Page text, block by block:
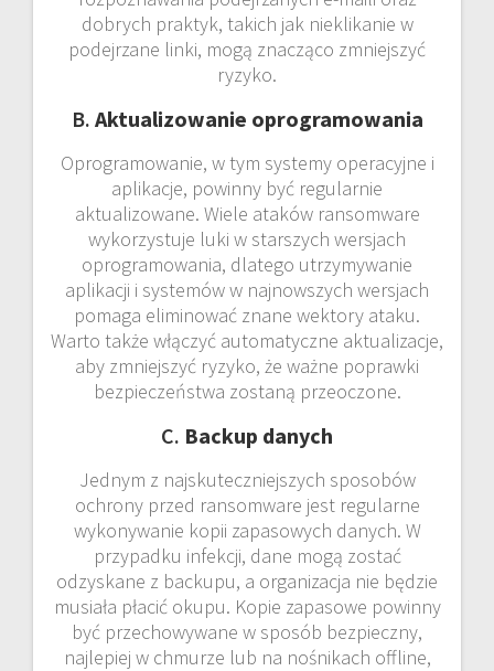
dobrych praktyk, takich jak nieklikanie w
podejrzane linki, mogą znacząco zmniejszyć
ryzyko.
B. Aktualizowanie oprogramowania
Oprogramowanie, w tym systemy operacyjne i
aplikacje, powinny być regularnie
aktualizowane. Wiele ataków ransomware
wykorzystuje luki w starszych wersjach
oprogramowania, dlatego utrzymywanie
aplikacji i systemów w najnowszych wersjach
pomaga eliminować znane wektory ataku.
Warto także włączyć automatyczne aktualizacje,
aby zmniejszyć ryzyko, że ważne poprawki
bezpieczeństwa zostaną przeoczone.
C. Backup danych
Jednym z najskuteczniejszych sposobów
ochrony przed ransomware jest regularne
wykonywanie kopii zapasowych danych. W
przypadku infekcji, dane mogą zostać
odzyskane z backupu, a organizacja nie będzie
musiała płacić okupu. Kopie zapasowe powinny
być przechowywane w sposób bezpieczny,
najlepiej w chmurze lub na nośnikach offline,